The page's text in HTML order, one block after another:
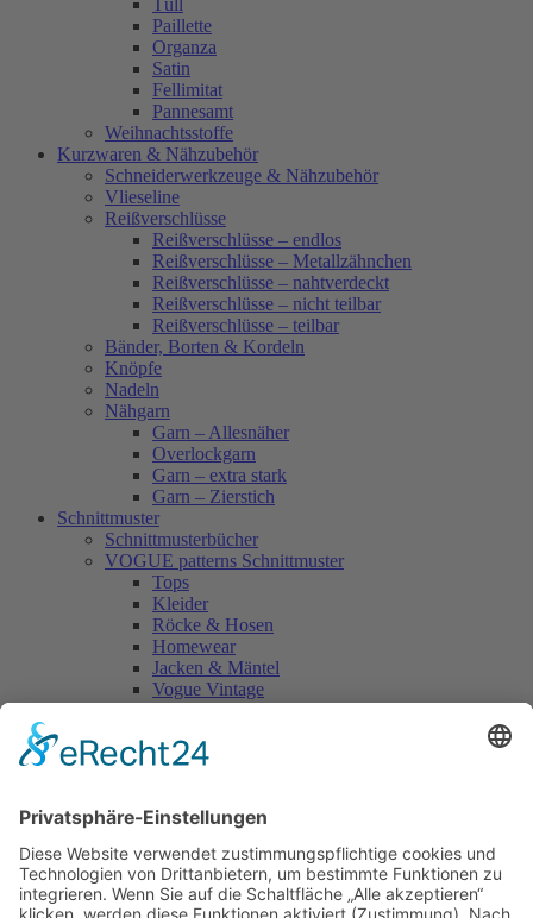
Tüll
Paillette
Organza
Satin
Fellimitat
Pannesamt
Weihnachtsstoffe
Kurzwaren & Nähzubehör
Schneiderwerkzeuge & Nähzubehör
Vlieseline
Reißverschlüsse
Reißverschlüsse – endlos
Reißverschlüsse – Metallzähnchen
Reißverschlüsse – nahtverdeckt
Reißverschlüsse – nicht teilbar
Reißverschlüsse – teilbar
Bänder, Borten & Kordeln
Knöpfe
Nadeln
Nähgarn
Garn – Allesnäher
Overlockgarn
Garn – extra stark
Garn – Zierstich
Schnittmuster
Schnittmusterbücher
VOGUE patterns Schnittmuster
Tops
Kleider
Röcke & Hosen
Homewear
Jacken & Mäntel
Vogue Vintage
Accessoires
Kleider
Homewear
Jacken & Mäntel
Curvy